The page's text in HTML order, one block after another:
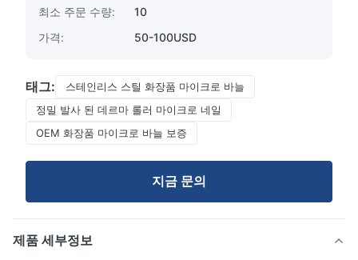
최소 주문 수량:
10
가격:
50-100USD
태그:
스테인리스 스틸 화장품 마이크로 바늘
정밀 발사 된 데르마 롤러 마이크로 네일
OEM 화장품 마이크로 바늘 보증
지금 문의
제품 세부정보